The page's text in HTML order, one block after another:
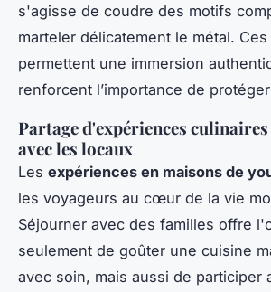
s'agisse de coudre des motifs
marteler délicatement le métal.
permettent une immersion
renforcent l’importance de
Partage d'expériences
avec les locaux
Les expériences en maisons de
les voyageurs au cœur de la vie
Séjourner avec des familles offre
seulement de goûter une cuisine
avec soin, mais aussi de participer